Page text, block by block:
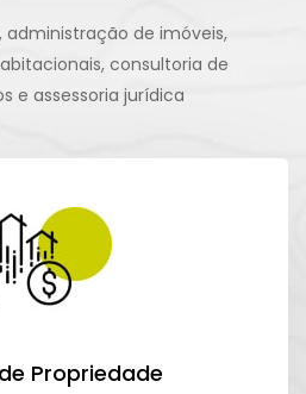
administração de imóveis,
consultoria de
e assessoria jurídica
Propriedade